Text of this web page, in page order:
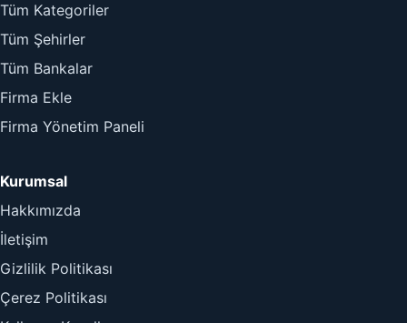
Tüm Kategoriler
Tüm Şehirler
Tüm Bankalar
Firma Ekle
Firma Yönetim Paneli
Kurumsal
Hakkımızda
İletişim
Gizlilik Politikası
Çerez Politikası